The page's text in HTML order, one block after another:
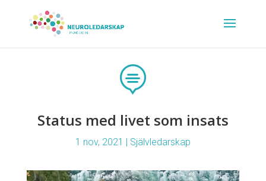

Status med livet som insats
1 nov, 2021 | Självledarskap